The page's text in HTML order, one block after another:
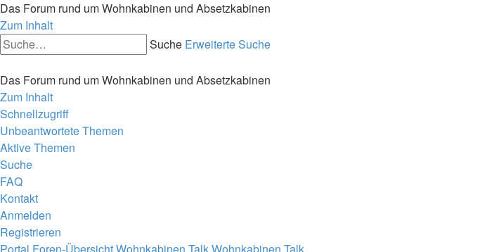
Das Forum rund um Wohnkabinen und Absetzkabinen
Zum Inhalt
Suche Erweiterte Suche
Das Forum rund um Wohnkabinen und Absetzkabinen
Zum Inhalt
Schnellzugriff
Unbeantwortete Themen
Aktive Themen
Suche
FAQ
Kontakt
Anmelden
Registrieren